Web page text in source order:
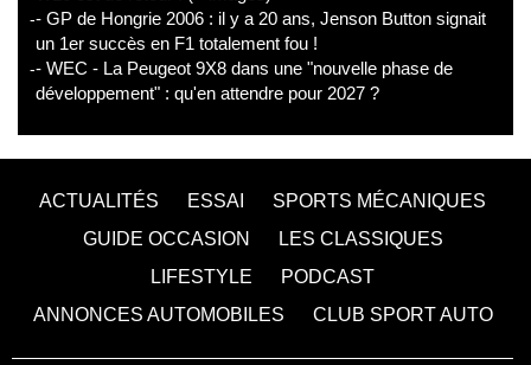
- GP de Hongrie 2006 : il y a 20 ans, Jenson Button signait
un 1er succès en F1 totalement fou !
- WEC - La Peugeot 9X8 dans une "nouvelle phase de
développement" : qu'en attendre pour 2027 ?
ACTUALITÉS ESSAI
SPORTS MÉCANIQUES
GUIDE OCCASION
LES CLASSIQUES
LIFESTYLE
PODCAST
ANNONCES AUTOMOBILES
CLUB SPORT AUTO